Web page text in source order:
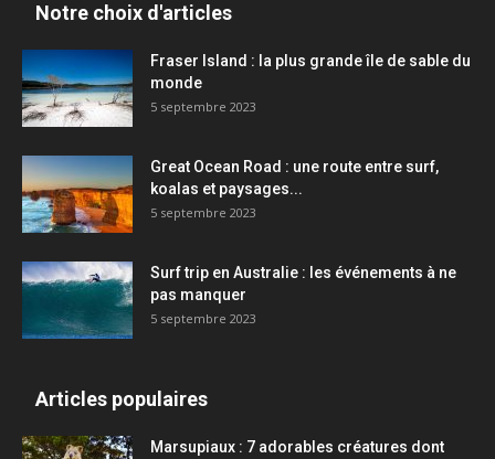
Notre choix d'articles
Fraser Island : la plus grande île de sable du
monde
5 septembre 2023
Great Ocean Road : une route entre surf,
koalas et paysages...
5 septembre 2023
Surf trip en Australie : les événements à ne
pas manquer
5 septembre 2023
Articles populaires
Marsupiaux : 7 adorables créatures dont